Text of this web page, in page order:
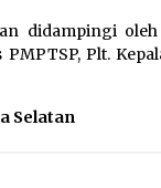
didampingi
PMPTSP, Plt.
Selatan